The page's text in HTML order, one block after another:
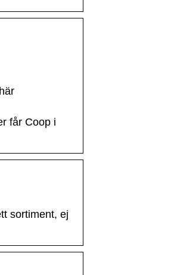
får Coop i
sortiment, ej